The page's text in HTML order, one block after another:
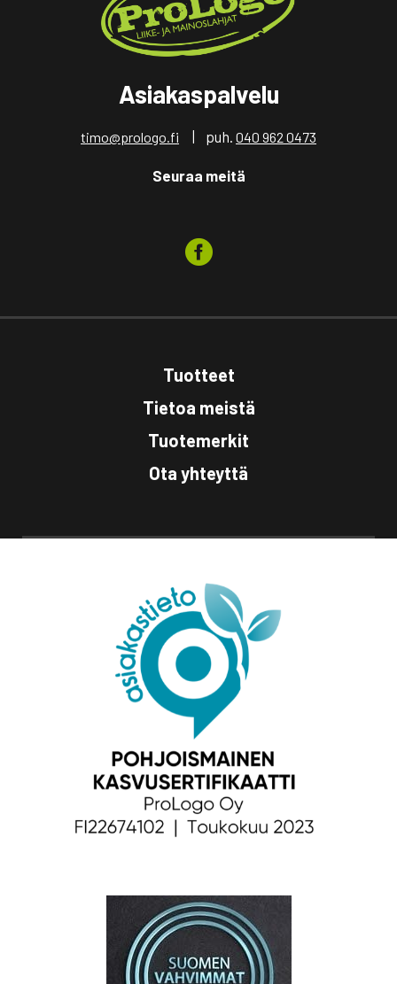
Asiakaspalvelu
timo@prologo.fi | puh. 040 962 0473
Seuraa meitä
Tuotteet
Tietoa meistä
Tuotemerkit
Ota yhteyttä